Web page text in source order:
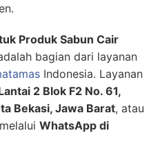
Produk Sabun Cair
bagian dari layanan
Indonesia. Layanan
2 Blok F2 No. 61,
Bekasi, Jawa Barat, atau
WhatsApp di